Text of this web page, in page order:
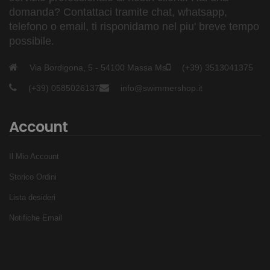
domanda? Contattaci tramite chat, whatsapp,
telefono o email, ti risponidamo nel piu' breve tempo
possibile.
Via Bordigona, 5 - 54100 Massa Ms (+39) 3513041375
(+39) 0585026137 info@swimmershop.it
Account
Il Mio Account
Storico Ordini
Lista desideri
Notifiche Email